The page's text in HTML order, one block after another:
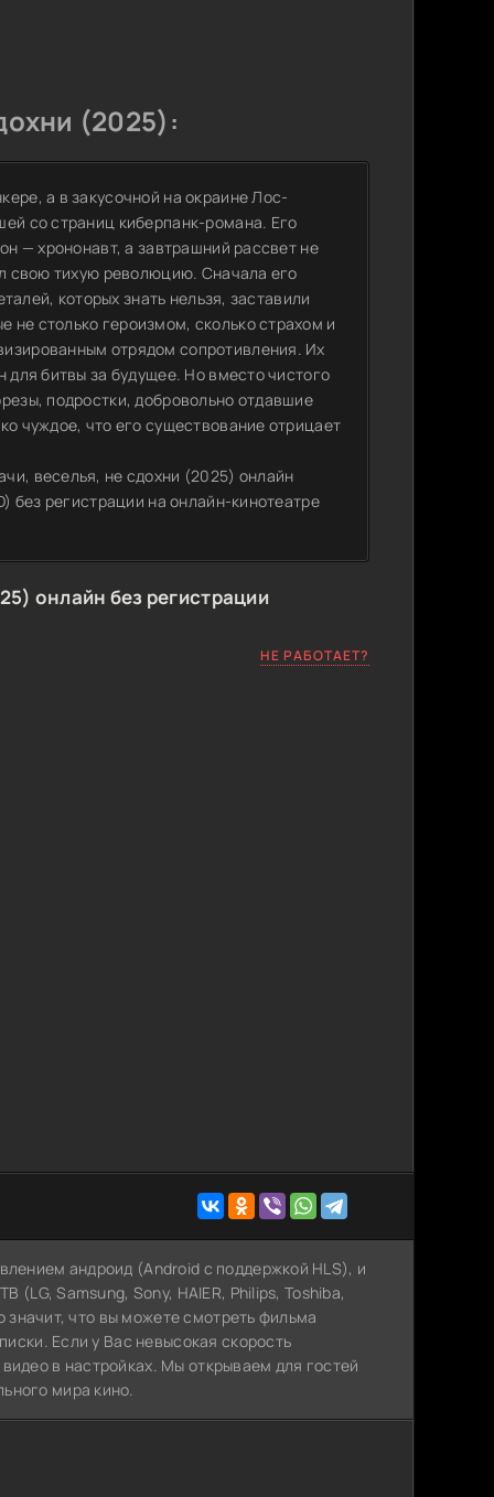
(2025):
а в закусочной на окраине Лос-
со страниц киберпанк-романа. Его
— хрононавт, а завтрашний рассвет не
свою тихую революцию. Сначала его
которых знать нельзя, заставили
не столько героизмом, сколько страхом и
отрядом сопротивления. Их
для битвы за будущее. Но вместо чистого
подростки, добровольно отдавшие
чуждое, что его существование отрицает
веселья, не сдохни (2025) онлайн
без регистрации на онлайн-кинотеатре
онлайн без регистрации
НЕ РАБОТАЕТ?
андроид (Android с поддержкой HLS), и
(LG, Samsung, Sony, HAIER, Philips, Toshiba,
что вы можете cмотреть фильма
Если у Вас невысокая скорость
в настройках. Мы открываем для гостей
мира кино.